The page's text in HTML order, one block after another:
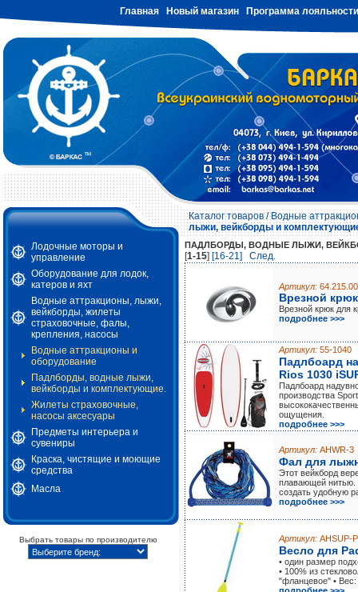
Главная Новый магазин Программа лояльности
Каталог товаров/Водные
лыжи, вейкборды и
Лодочные моторы и
управление
Оборудование для лодок,
катеров и яхт
Водные аттракционы, лыжи,
вейкборды, жилеты
страховочные, фалы,
крепления, насосы
Водные аттракционы и
оборудование
Падлборды, водные лыжи,
вейкборды и комплектующие.
Жилеты страховочные,
насосы аксесуары
Предметы интерьера и
сувениры
Краска, чистящие и моющие
средства
Масла
Выбрать товары по производителю
ПАДЛБОРДЫ, ВОДНЫЕ ЛЫЖИ,
[1-15] [16-21] Cлед.
Артикул: 64.215.00
Врезной
Врезной крюк для
подробнее >>>
Артикул: 55-1040
Падлбоард
Rios 1030
Падлбоард
производства
ощущения.
подробнее >>>
Артикул: AHWR-3
Фал для
Этот вейкборд
плавающей нитью.
создать удобную
подробнее >>>
Артикул: AHSUP-
Весло для
• один размер
• 100% из
"фланцевое" • Вес: